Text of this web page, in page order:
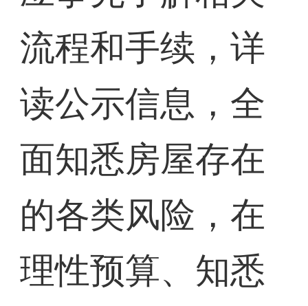
流程和手续，详
读公示信息，全
面知悉房屋存在
的各类风险，在
理性预算、知悉